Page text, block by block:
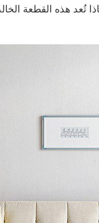
تُعد هذه القطعة